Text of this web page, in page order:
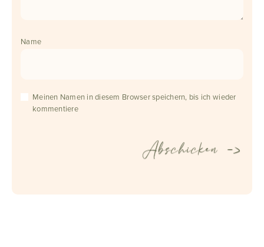
Name
Meinen Namen in diesem Browser speichern, bis ich wieder
kommentiere